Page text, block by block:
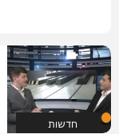
חדשות